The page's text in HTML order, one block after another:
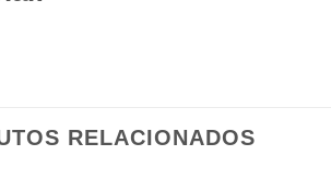
RELACIONADOS